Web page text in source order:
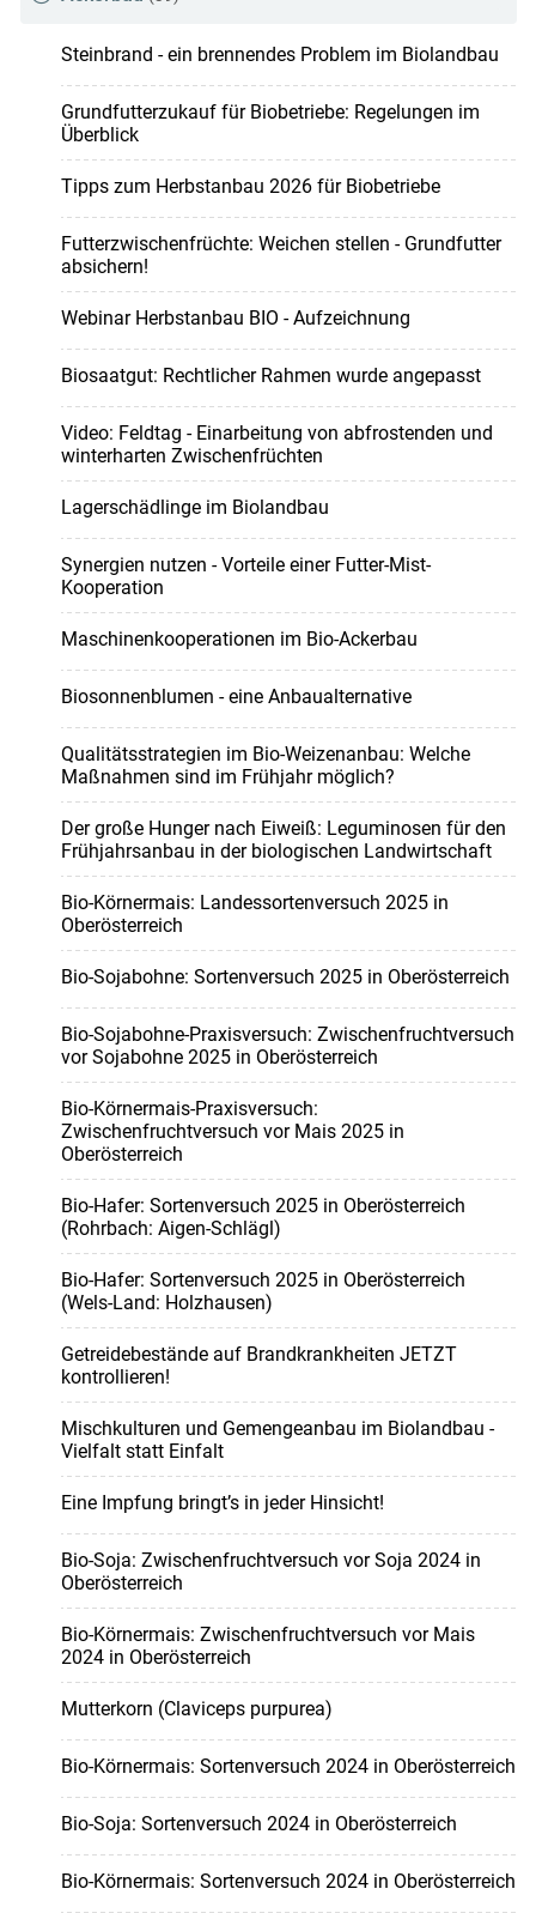
Steinbrand - ein brennendes Problem im Biolandbau
Grundfutterzukauf für Biobetriebe: Regelungen im
Überblick
Tipps zum Herbstanbau 2026 für Biobetriebe
Futterzwischenfrüchte: Weichen stellen - Grundfutter
absichern!
Webinar Herbstanbau BIO - Aufzeichnung
Biosaatgut: Rechtlicher Rahmen wurde angepasst
Video: Feldtag - Einarbeitung von abfrostenden und
winterharten Zwischenfrüchten
Lagerschädlinge im Biolandbau
Synergien nutzen - Vorteile einer Futter-Mist-
Kooperation
Maschinenkooperationen im Bio-Ackerbau
Biosonnenblumen - eine Anbaualternative
Qualitätsstrategien im Bio-Weizenanbau: Welche
Maßnahmen sind im Frühjahr möglich?
Der große Hunger nach Eiweiß: Leguminosen für den
Frühjahrsanbau in der biologischen Landwirtschaft
Bio-Körnermais: Landessortenversuch 2025 in
Oberösterreich
Bio-Sojabohne: Sortenversuch 2025 in Oberösterreich
Bio-Sojabohne-Praxisversuch: Zwischenfruchtversuch
vor Sojabohne 2025 in Oberösterreich
Bio-Körnermais-Praxisversuch:
Zwischenfruchtversuch vor Mais 2025 in
Oberösterreich
Bio-Hafer: Sortenversuch 2025 in Oberösterreich
(Rohrbach: Aigen-Schlägl)
Bio-Hafer: Sortenversuch 2025 in Oberösterreich
(Wels-Land: Holzhausen)
Getreidebestände auf Brandkrankheiten JETZT
kontrollieren!
Mischkulturen und Gemengeanbau im Biolandbau -
Vielfalt statt Einfalt
Eine Impfung bringt’s in jeder Hinsicht!
Bio-Soja: Zwischenfruchtversuch vor Soja 2024 in
Oberösterreich
Bio-Körnermais: Zwischenfruchtversuch vor Mais
2024 in Oberösterreich
Mutterkorn (Claviceps purpurea)
Bio-Körnermais: Sortenversuch 2024 in Oberösterreich
Bio-Soja: Sortenversuch 2024 in Oberösterreich
Bio-Körnermais: Sortenversuch 2024 in Oberösterreich